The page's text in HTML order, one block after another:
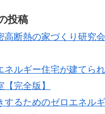
投稿
高断熱の家づくり研究
ネルギー住宅が建てら
【完全版】
するためのゼロエネル